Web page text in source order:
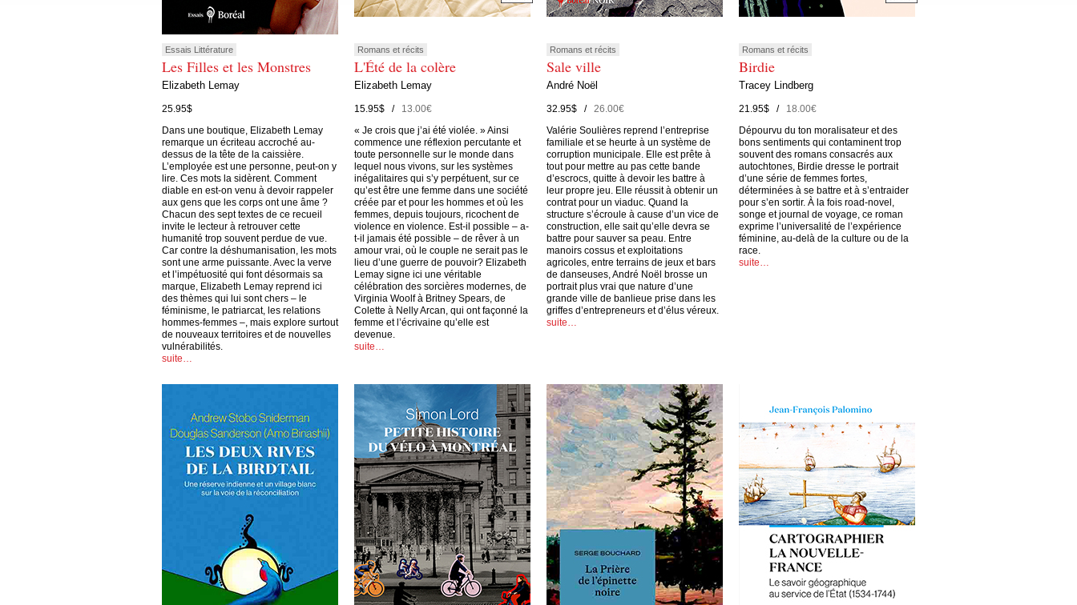
Essais Littérature
Les Filles et les Monstres
Elizabeth Lemay
25.95$
Dans une boutique, Elizabeth Lemay
remarque un écriteau accroché au-
dessus de la tête de la caissière.
L’employée est une personne, peut-on y
lire. Ces mots la sidèrent. Comment
diable en est-on venu à devoir rappeler
aux gens que les corps ont une âme ?
Chacun des sept textes de ce recueil
invite le lecteur à retrouver cette
humanité trop souvent perdue de vue.
Car contre la déshumanisation, les mots
sont une arme puissante. Avec la verve
et l’impétuosité qui font désormais sa
marque, Elizabeth Lemay reprend ici
des thèmes qui lui sont chers – le
féminisme, le patriarcat, les relations
hommes-femmes –, mais explore surtout
de nouveaux territoires et de nouvelles
vulnérabilités.
suite…
Romans et récits
L'Été de la colère
Elizabeth Lemay
15.95$ /13.00€
« Je crois que j’ai été violée. » Ainsi
commence une réflexion percutante et
toute personnelle sur le monde dans
lequel nous vivons, sur les systèmes
inégalitaires qui s’y perpétuent, sur ce
qu’est être une femme dans une société
créée par et pour les hommes et où les
femmes, depuis toujours, ricochent de
violence en violence. Est-il possible – a-
t-il jamais été possible – de rêver à un
amour vrai, où le couple ne serait pas le
lieu d’une guerre de pouvoir? Elizabeth
Lemay signe ici une véritable
célébration des sorcières modernes, de
Virginia Woolf à Britney Spears, de
Colette à Nelly Arcan, qui ont façonné la
femme et l’écrivaine qu’elle est
devenue.
suite…
Romans et récits
Sale ville
André Noël
32.95$ /26.00€
Valérie Soulières reprend l’entreprise
familiale et se heurte à un système de
corruption municipale. Elle est prête à
tout pour mettre au pas cette bande
d’escrocs, quitte à devoir les battre à
leur propre jeu. Elle réussit à obtenir un
contrat pour un viaduc. Quand la
structure s’écroule à cause d’un vice de
construction, elle sait qu’elle devra se
battre pour sauver sa peau. Entre
manoirs cossus et exploitations
agricoles, entre terrains de jeux et bars
de danseuses, André Noël brosse un
portrait plus vrai que nature d’une
grande ville de banlieue prise dans les
griffes d’entrepreneurs et d’élus véreux.
suite…
Romans et récits
Birdie
Tracey Lindberg
21.95$ /18.00€
Dépourvu du ton moralisateur et des
bons sentiments qui contaminent trop
souvent des romans consacrés aux
autochtones, Birdie dresse le portrait
d’une série de femmes fortes,
déterminées à se battre et à s’entraider
pour s’en sortir. À la fois road-novel,
songe et journal de voyage, ce roman
exprime l’universalité de l’expérience
féminine, au-delà de la culture ou de la
race.
suite…